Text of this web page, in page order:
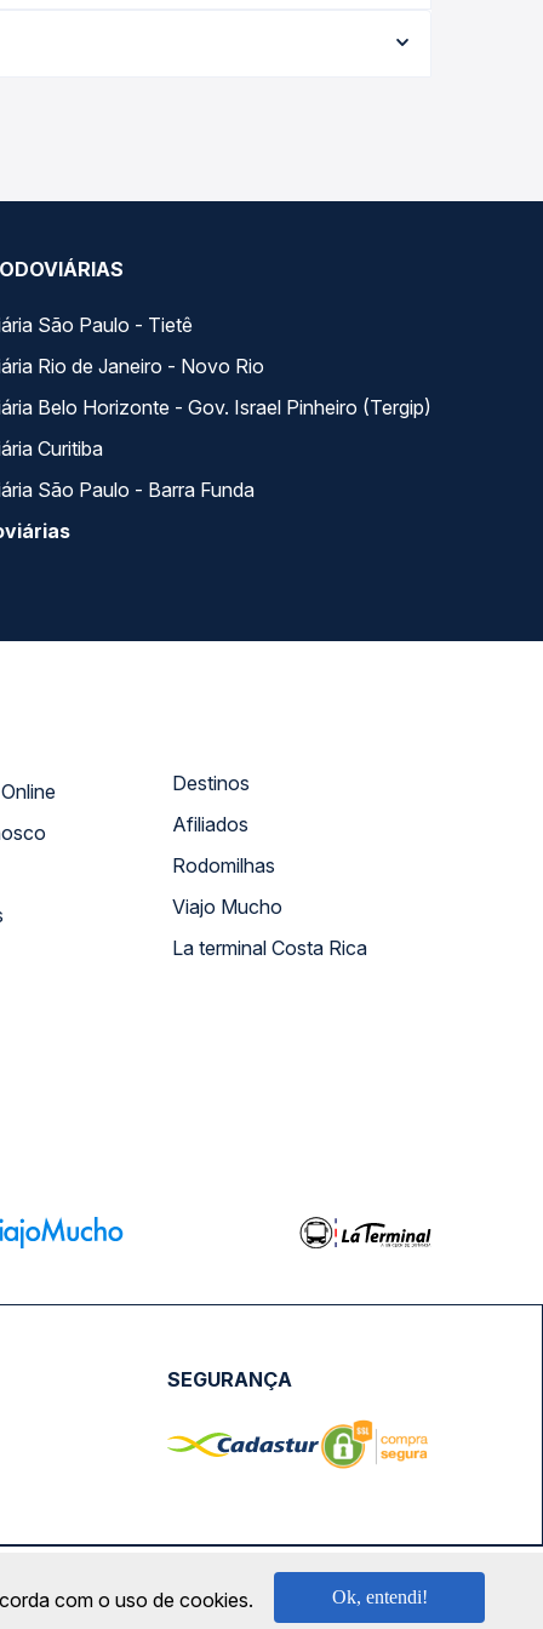
em tempo real e garante a melhor oferta
São Paulo - Tietê
Rio de Janeiro - Novo Rio
Belo Horizonte - Gov. Israel Pinheiro (Tergip)
Curitiba
São Paulo - Barra Funda
Atendimento Online
Destinos
Afiliados
Rodomilhas
Viajo Mucho
La terminal Costa Rica
SEGURANÇA
0001-57 | saconibus@queropassagem.com.br
com o uso de cookies. Ok, entendi!